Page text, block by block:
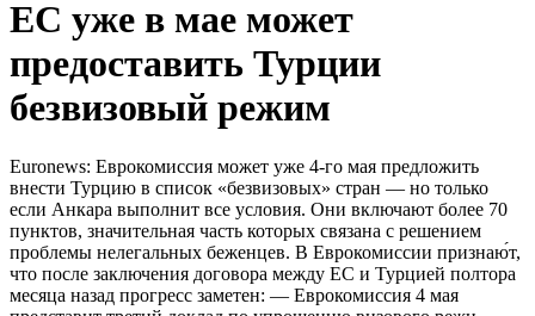
ЕС уже в мае может
предоставить Турции
безвизовый режим
Euronews: Еврокомиссия может уже 4-го мая предложить
внести Турцию в список «безвизовых» стран — но только
если Анкара выполнит все условия. Они включают более 70
пунктов, значительная часть которых связана с решением
проблемы нелегальных беженцев. В Еврокомиссии признаю́т,
что после заключения договора между ЕС и Турцией полтора
месяца назад прогресс заметен: — Еврокомиссия 4 мая